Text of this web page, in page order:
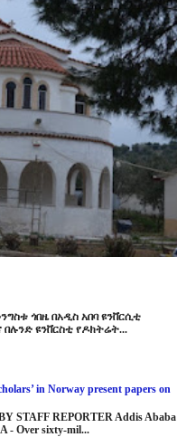
ጎበዜ በአዲስ አበባ ዩንቨርሲቲ
ዩንቨርስቲ የዶክትሬት...
in Norway present papers on
STAFF REPORTER Addis Ababa
Over sixty-mil...